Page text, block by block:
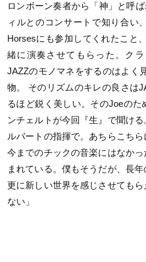
ロンボーン奏者から「神」と呼
ィルとのコンサートで知り合い
Horsesにも参加してくれたこと
緒に演奏させてもらった。ク
JAZZのモノマネをするのはよく
物。 そのリズムのキレの良さは
るほど鋭く美しい。そのJoeの
ンチェルトが今回『生』で聞け
ルバートの指揮で。あちらこちら
今までのチックの音楽にはなか
まれている。僕もそうだが、長
更に新しい世界を感じさせても
ない」